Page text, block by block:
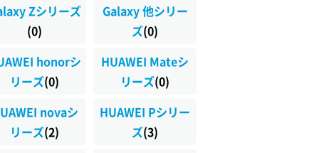
Zシリーズ
(0)
Galaxy 他シリー
ズ(0)
honorシ
リーズ(0)
HUAWEI Mateシ
リーズ(0)
novaシ
リーズ(2)
HUAWEI Pシリー
ズ(3)